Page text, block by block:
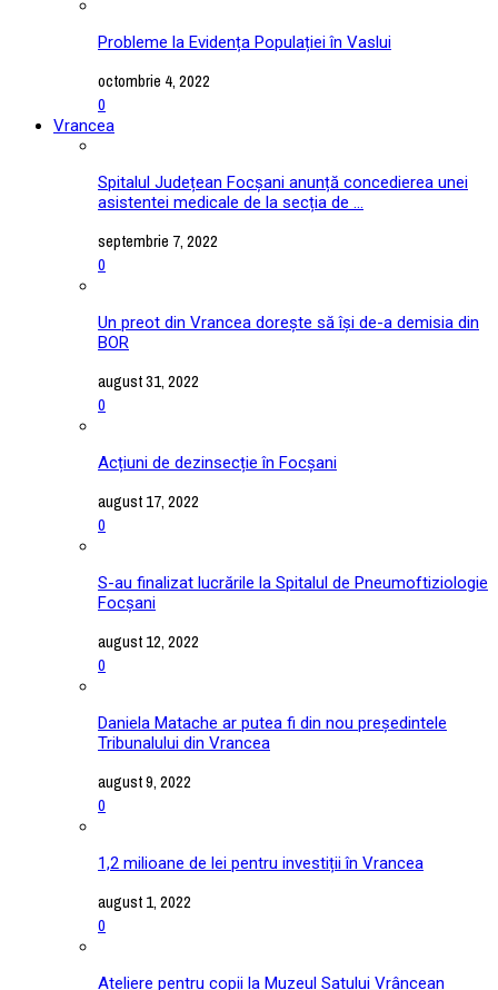
Probleme la Evidența Populației în Vaslui
octombrie 4, 2022
0
Vrancea
Spitalul Județean Focșani anunță concedierea unei
asistentei medicale de la secția de ...
septembrie 7, 2022
0
Un preot din Vrancea dorește să își de-a demisia din
BOR
august 31, 2022
0
Acțiuni de dezinsecție în Focșani
august 17, 2022
0
S-au finalizat lucrările la Spitalul de Pneumoftiziologie
Focșani
august 12, 2022
0
Daniela Matache ar putea fi din nou președintele
Tribunalului din Vrancea
august 9, 2022
0
1,2 milioane de lei pentru investiții în Vrancea
august 1, 2022
0
Ateliere pentru copii la Muzeul Satului Vrâncean